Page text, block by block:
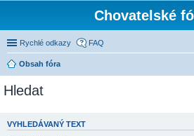
Chovatelské
Rychlé odkazy FAQ
Obsah fóra
Hledat
VYHLEDÁVANÝ TEXT